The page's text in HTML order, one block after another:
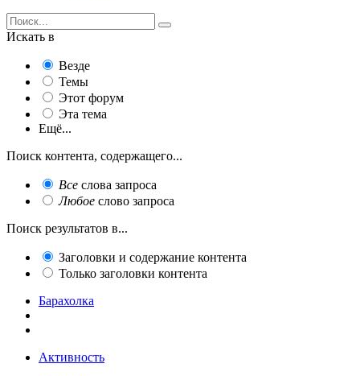
Искать в
Везде
Темы
Этот форум
Эта тема
Ещё...
Поиск контента, содержащего...
Все слова запроса
Любое слово запроса
Поиск результатов в...
Заголовки и содержание контента
Только заголовки контента
Барахолка
Активность